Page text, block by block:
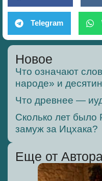
Telegram
Новое
Что означают
народе» и
Что древнее —
Сколько лет было
замуж за Ицхака?
Еще от